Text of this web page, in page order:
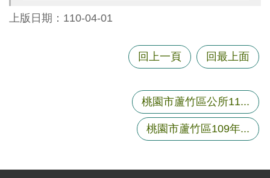
區
介
民
上版日期：110-04-01
回上一頁 回最上面
桃園市蘆竹區公所11...
桃園市蘆竹區109年...